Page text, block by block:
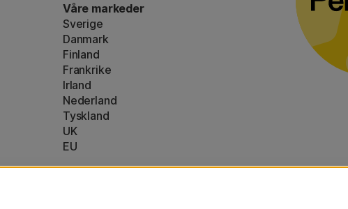
Våre markeder
Sverige
Danmark
Finland
Frankrike
Irland
Nederland
Tyskland
UK
EU